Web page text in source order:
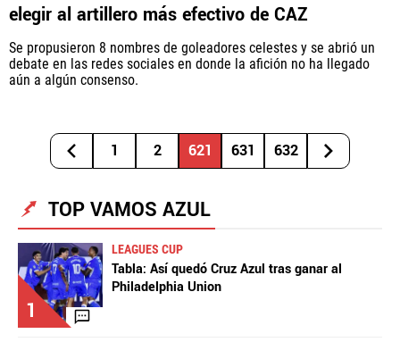
elegir al artillero más efectivo de CAZ
Se propusieron 8 nombres de goleadores celestes y se abrió un
debate en las redes sociales en donde la afición no ha llegado
aún a algún consenso.
1 2 621 631 632
TOP VAMOS AZUL
1
LEAGUES CUP
Tabla: Así quedó Cruz Azul tras ganar al
Philadelphia Union